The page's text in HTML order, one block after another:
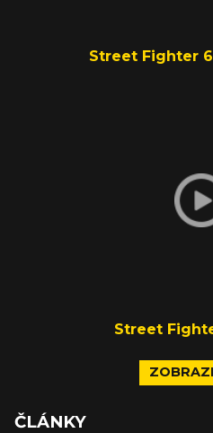
Street Fighter
Street
ČLÁNKY